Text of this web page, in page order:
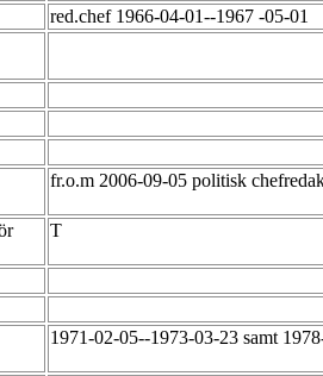
red.chef 1966-04-01--1967 -05-01
fr.o.m 2006-09-05 politisk
T
1971-02-05--1973-03-23 samt